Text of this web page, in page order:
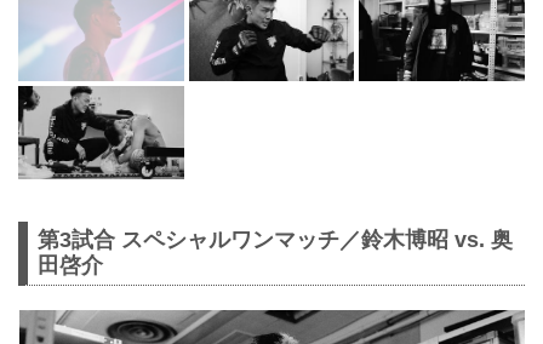
第3試合 スペシャルワンマッチ／鈴木博昭 vs. 奥
田啓介